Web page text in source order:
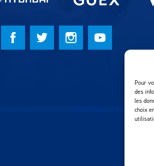
Pour
des
les
choix